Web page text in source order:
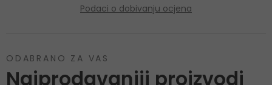
Podaci o dobivanju ocjena
ODABRANO ZA VAS
Najprodavaniji proizvodi